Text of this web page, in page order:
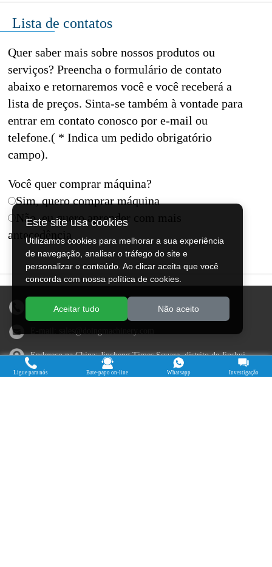
Lista de contatos
Quer saber mais sobre nossos produtos ou
serviços? Preencha o formulário de contato
abaixo e retornaremos você e você receberá a
lista de preços. Sinta-se também à vontade para
entrar em contato conosco por e-mail ou
telefone.( * Indica um pedido obrigatório
campo).
Você quer comprar máquina?
Sim, quero comprar máquina
Não, eu quero aprender com mais
antecedência
WhatsApp/telefone: +86 13526615783
Endereço na China: Jincheng Times Square, distrito de Jinshui,
Zhengzhou, província de Henan
Este site usa cookies
Utilizamos cookies para melhorar a sua experiência
de navegação, analisar o tráfego do site e
personalizar o conteúdo. Ao clicar aceita que você
concorda com nossa política de cookies.
Aceitar tudo Não aceito
Ligue para nós Bate-papo on-line Whatsapp Investigação